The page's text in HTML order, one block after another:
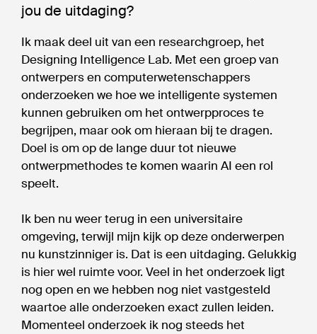
jou de uitdaging?
Ik maak deel uit van een researchgroep, het
Designing Intelligence Lab. Met een groep van
ontwerpers en computerwetenschappers
onderzoeken we hoe we intelligente systemen
kunnen gebruiken om het ontwerpproces te
begrijpen, maar ook om hieraan bij te dragen.
Doel is om op de lange duur tot nieuwe
ontwerpmethodes te komen waarin AI een rol
speelt.
Ik ben nu weer terug in een universitaire
omgeving, terwijl mijn kijk op deze onderwerpen
nu kunstzinniger is. Dat is een uitdaging. Gelukkig
is hier wel ruimte voor. Veel in het onderzoek ligt
nog open en we hebben nog niet vastgesteld
waartoe alle onderzoeken exact zullen leiden.
Momenteel onderzoek ik nog steeds het